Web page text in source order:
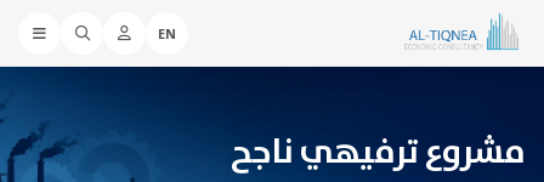
EN
مشروع ترفيهي ناجح